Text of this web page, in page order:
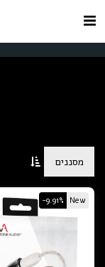
מסננים
New
-9.91%